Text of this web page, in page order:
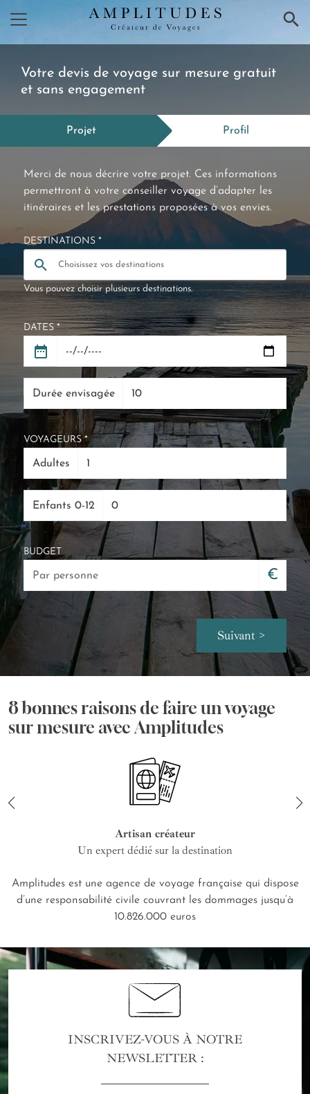
×
Votre devis de voyage sur mesure gratuit
et sans engagement
Projet Profil
Merci de nous décrire votre projet. Ces informations
permettront à votre conseiller voyage d’adapter les
itinéraires et les prestations proposées à vos envies.
DESTINATIONS *
Vous pouvez choisir plusieurs destinations.
DATES *
Durée envisagée
VOYAGEURS *
Adultes
Enfants 0-12
BUDGET
€
Suivant >
8 bonnes raisons de faire un voyage
sur mesure avec Amplitudes
Artisan créateur
Un expert dédié sur la destination
Amplitudes est une agence de voyage française qui dispose
d’une responsabilité civile couvrant les dommages jusqu’à
10.826.000 euros
INSCRIVEZ-VOUS À NOTRE
NEWSLETTER :